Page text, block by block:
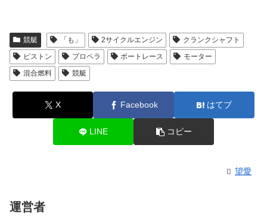
競艇 「も」 2サイクルエンジン
クランクシャフト
ピストン
プロペラ ボートレース
モーター
混合燃料
競艇
X Facebook はてブ
LINE コピー
望愛
運営者